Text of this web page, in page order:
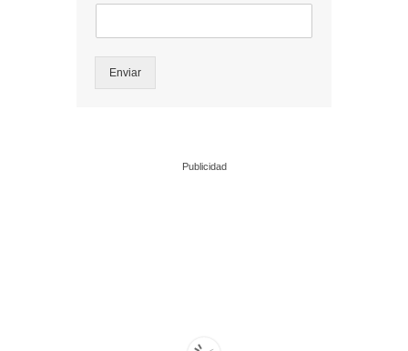
Enviar
Publicidad